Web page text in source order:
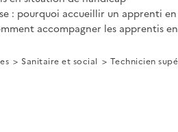
: pourquoi accueillir un apprenti
accompagner les apprentis
Sanitaire et social Technicien